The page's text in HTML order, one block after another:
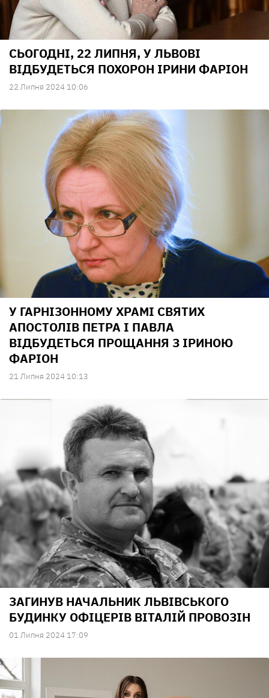
СЬОГОДНІ, 22 ЛИПНЯ, У ЛЬВОВІ
ВІДБУДЕТЬСЯ ПОХОРОН ІРИНИ ФАРІОН
22 Липня 2024 10:06
У ГАРНІЗОННОМУ ХРАМІ СВЯТИХ
АПОСТОЛІВ ПЕТРА І ПАВЛА
ВІДБУДЕТЬСЯ ПРОЩАННЯ З ІРИНОЮ
ФАРІОН
21 Липня 2024 10:13
ЗАГИНУВ НАЧАЛЬНИК ЛЬВІВСЬКОГО
БУДИНКУ ОФІЦЕРІВ ВІТАЛІЙ ПРОВОЗІН
01 Липня 2024 17:09